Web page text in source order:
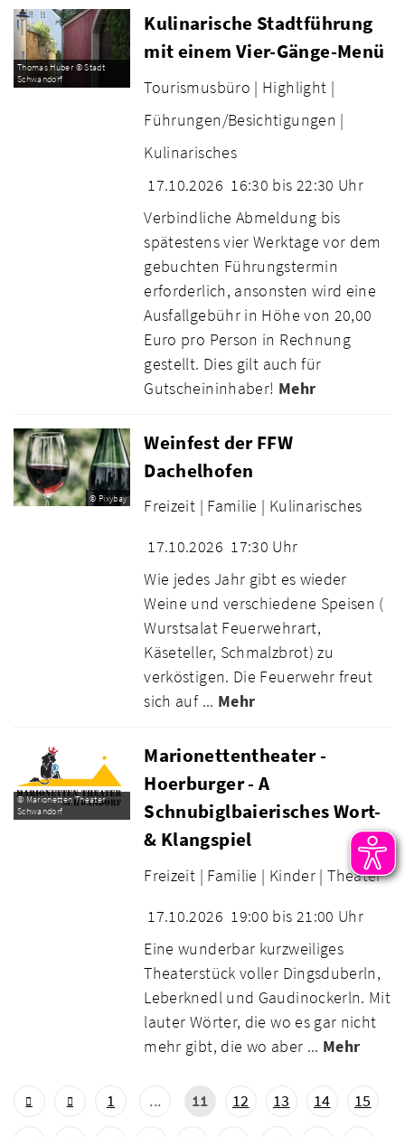
Thomas Huber © Stadt
Schwandorf
Kulinarische Stadtführung
mit einem Vier-Gänge-Menü
Tourismusbüro | Highlight |
Führungen/Besichtigungen |
Kulinarisches
17.10.2026 16:30 bis 22:30 Uhr
Verbindliche Abmeldung bis
spätestens vier Werktage vor dem
gebuchten Führungstermin
erforderlich, ansonsten wird eine
Ausfallgebühr in Höhe von 20,00
Euro pro Person in Rechnung
gestellt. Dies gilt auch für
Gutscheininhaber! Mehr
© Pixybay
Weinfest der FFW
Dachelhofen
Freizeit | Familie | Kulinarisches
17.10.2026 17:30 Uhr
Wie jedes Jahr gibt es wieder
Weine und verschiedene Speisen (
Wurstsalat Feuerwehrart,
Käseteller, Schmalzbrot) zu
verköstigen. Die Feuerwehr freut
sich auf ... Mehr
© Marionetten Theater
Schwandorf
Marionettentheater -
Hoerburger - A
Schnubiglbaierisches Wort-
& Klangspiel
Freizeit | Familie | Kinder | Theater
17.10.2026 19:00 bis 21:00 Uhr
Eine wunderbar kurzweiliges
Theaterstück voller Dingsduberln,
Leberknedl und Gaudinockerln. Mit
lauter Wörter, die wo es gar nicht
mehr gibt, die wo aber ... Mehr
1 ... 11 12 13 14
15